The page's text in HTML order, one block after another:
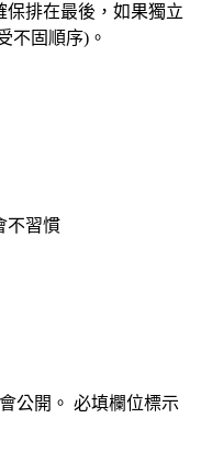
保排在最後，如果獨立
不固順序)。
不習慣
公開。 必填欄位標示